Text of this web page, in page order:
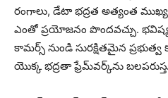
రంగాలు, డేటా భద్రత అత్యంత
ఎంతో ప్రయోజనం పొందవచ్చు.
కామర్స్ నుండి సురక్షితమైన
యొక్క భద్రతా ఫ్రేమ్‌వర్క్‌ను